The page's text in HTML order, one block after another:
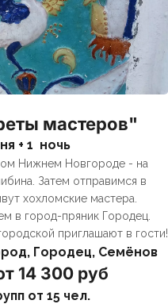
мастеров"
+ 1  ночь
Нижнем Новгороде - на
Затем отправимся в
хохломские мастера.
в город-пряник Городец.
приглашают в гости!
Городец, Семёнов
14 300 руб
от 15 чел.